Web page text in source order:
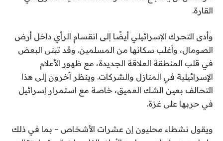
القارة.
وأدى التحرك الإسرائيلي أيضًا إلى انقسام الرأي داخل أرض
الصومال، وأغلب سكانها من المسلمين. وقد تبنى البعض
في قلب المنطقة العلاقة الجديدة، مع ظهور الأعلام
الإسرائيلية في المنازل والشركات. وينظر آخرون إلى هذا
التحالف بعين الشك العميق، خاصة مع استمرار إسرائيل
في حربها على غزة.
ويقول نشطاء محليون إن عشرات الأشخاص – بما في ذلك